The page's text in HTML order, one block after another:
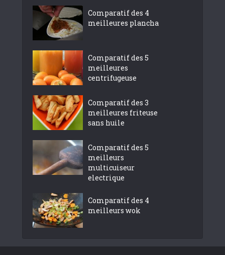
Comparatif des 4
meilleures plancha
Comparatif des 5
meilleures
centrifugeuse
Comparatif des 3
meilleures friteuse
sans huile
Comparatif des 5
meilleurs
multicuiseur
electrique
Comparatif des 4
meilleurs wok